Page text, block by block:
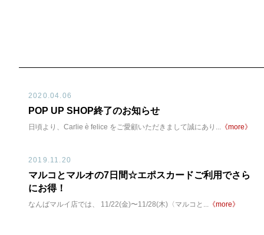
2020.04.06
POP UP SHOP終了のお知らせ
日頃より、Carlie è felice をご愛顧いただきまして誠にあり... 《more》
2019.11.20
マルコとマルオの7日間☆エポスカードご利用でさら
にお得！
なんばマルイ店では、 11/22(金)〜11/28(木)〈マルコと... 《more》